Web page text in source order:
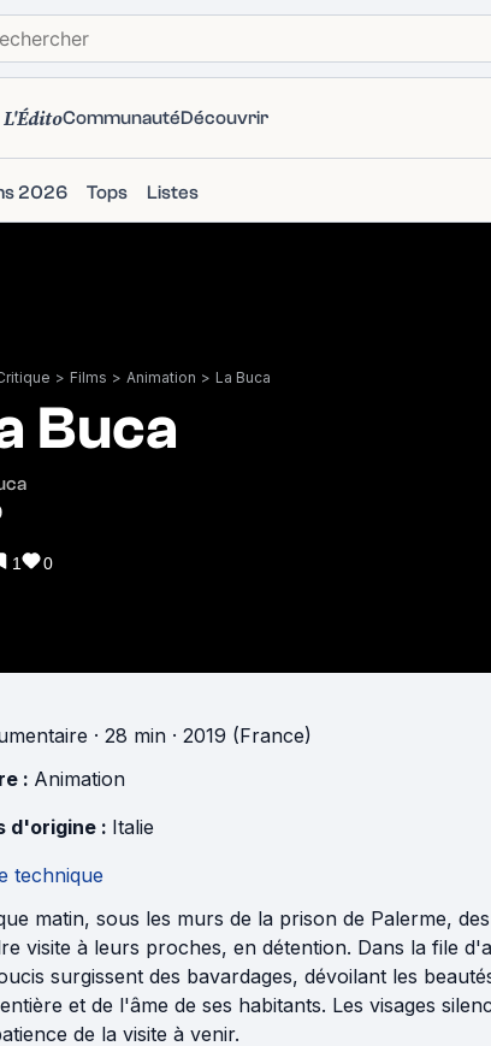
L'ÉditoCommunautéDécouvrir
2026 Tops Listes
> Films > Animation > La Buca
Buca
1 0
· 28 min · 2019 (France)
: Animation
d'origine : Italie
technique
matin, sous les murs de la prison de Palerme,
visite à leurs proches, en détention. Dans la file
surgissent des bavardages, dévoilant les
et de l'âme de ses habitants. Les visages
de la visite à venir.